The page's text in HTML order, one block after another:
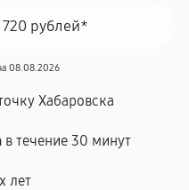
720 рублей*
08.08.2026
Хабаровска
в течение 30 минут
лет